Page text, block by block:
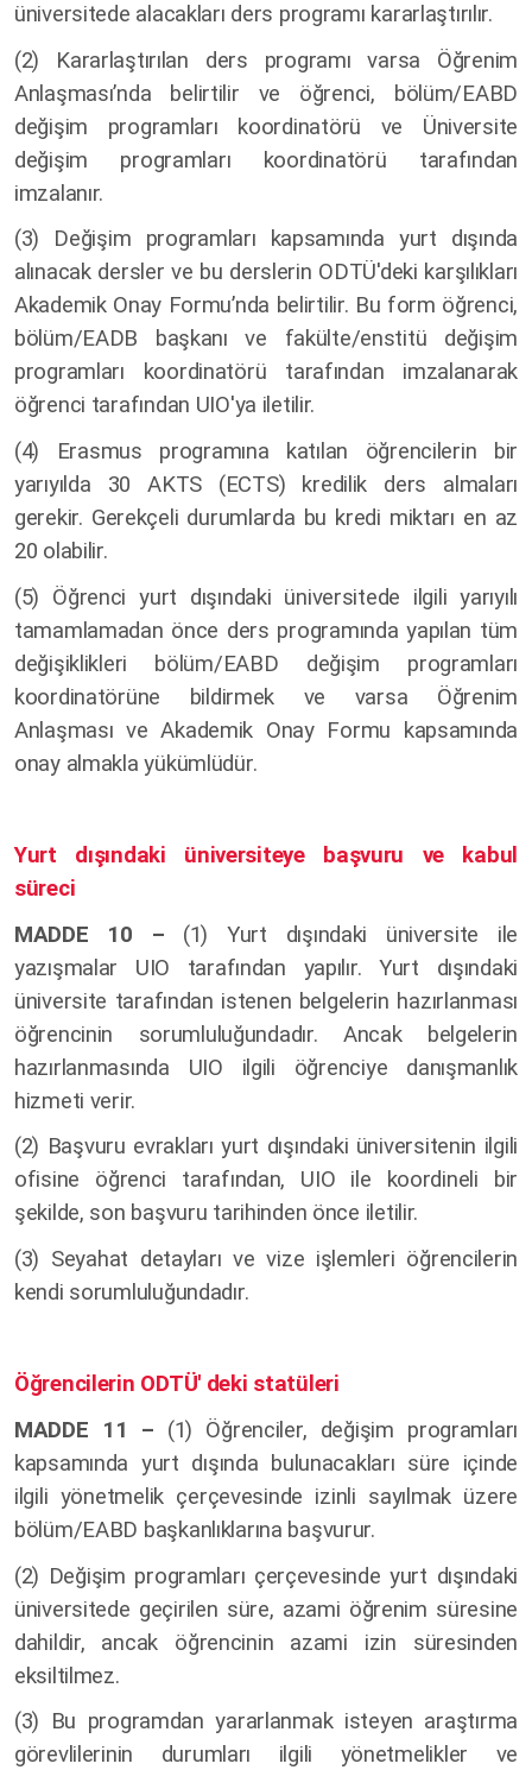
üniversitede alacakları ders programı kararlaştırılır.
(2) Kararlaştırılan ders programı varsa Öğrenim
Anlaşması’nda belirtilir ve öğrenci, bölüm/EABD
değişim programları koordinatörü ve Üniversite
değişim programları koordinatörü tarafından
imzalanır.
(3) Değişim programları kapsamında yurt dışında
alınacak dersler ve bu derslerin ODTÜ'deki karşılıkları
Akademik Onay Formu’nda belirtilir. Bu form öğrenci,
bölüm/EADB başkanı ve fakülte/enstitü değişim
programları koordinatörü tarafından imzalanarak
öğrenci tarafından UIO'ya iletilir.
(4) Erasmus programına katılan öğrencilerin bir
yarıyılda 30 AKTS (ECTS) kredilik ders almaları
gerekir. Gerekçeli durumlarda bu kredi miktarı en az
20 olabilir.
(5) Öğrenci yurt dışındaki üniversitede ilgili yarıyılı
tamamlamadan önce ders programında yapılan tüm
değişiklikleri bölüm/EABD değişim programları
koordinatörüne bildirmek ve varsa Öğrenim
Anlaşması ve Akademik Onay Formu kapsamında
onay almakla yükümlüdür.
Yurt dışındaki üniversiteye başvuru ve kabul
süreci
MADDE 10 – (1)
Yurt dışındaki üniversite ile
yazışmalar UIO tarafından yapılır. Yurt dışındaki
üniversite tarafından istenen belgelerin hazırlanması
öğrencinin sorumluluğundadır. Ancak belgelerin
hazırlanmasında UIO ilgili öğrenciye danışmanlık
hizmeti verir.
(2) Başvuru evrakları yurt dışındaki üniversitenin ilgili
ofisine öğrenci tarafından, UIO ile koordineli bir
şekilde, son başvuru tarihinden önce iletilir.
(3) Seyahat detayları ve vize işlemleri öğrencilerin
kendi sorumluluğundadır.
Öğrencilerin ODTÜ' deki statüleri
MADDE 11 – (1) Öğrenciler, değişim programları
kapsamında yurt dışında bulunacakları süre içinde
ilgili yönetmelik çerçevesinde izinli sayılmak üzere
bölüm/EABD başkanlıklarına başvurur.
(2) Değişim programları çerçevesinde yurt dışındaki
üniversitede geçirilen süre, azami öğrenim süresine
dahildir, ancak öğrencinin azami izin süresinden
eksiltilmez.
(3) Bu programdan yararlanmak isteyen araştırma
görevlilerinin durumları ilgili yönetmelikler ve